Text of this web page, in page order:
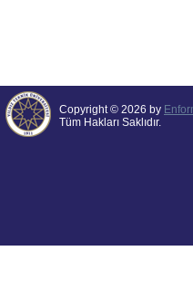
Copyright © 2026 by
Tüm Hakları Saklıdır.